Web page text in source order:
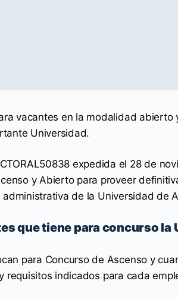
vacantes en la modalidad abierto
Universidad.
expedida el 28 de
y Abierto para proveer
de la Universidad de
que tiene para concurso
para Concurso de Ascenso y
requisitos indicados para cada